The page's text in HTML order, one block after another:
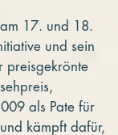
am 17. und 18.
und sein
preisgekrönte
als Pate für
kämpft dafür,